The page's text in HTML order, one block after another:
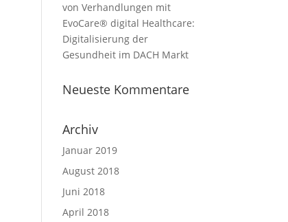
von Verhandlungen mit
EvoCare® digital Healthcare:
Digitalisierung der
Gesundheit im DACH Markt
Neueste Kommentare
Archiv
Januar 2019
August 2018
Juni 2018
April 2018